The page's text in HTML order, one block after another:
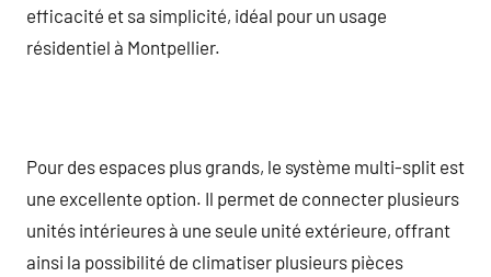
efficacité et sa simplicité, idéal pour un usage
résidentiel à Montpellier.
Pour des espaces plus grands, le système multi-split est
une excellente option. Il permet de connecter plusieurs
unités intérieures à une seule unité extérieure, offrant
ainsi la possibilité de climatiser plusieurs pièces